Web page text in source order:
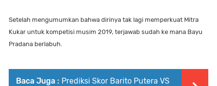
Setelah mengumumkan bahwa dirinya tak lagi memperkuat Mitra
Kukar untuk kompetisi musim 2019, terjawab sudah ke mana Bayu
Pradana berlabuh.
Baca Juga : Prediksi Skor Barito Putera VS